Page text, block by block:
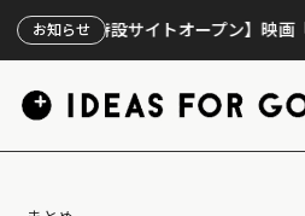
お知らせ
【特設サイトオープン】映画『リペア